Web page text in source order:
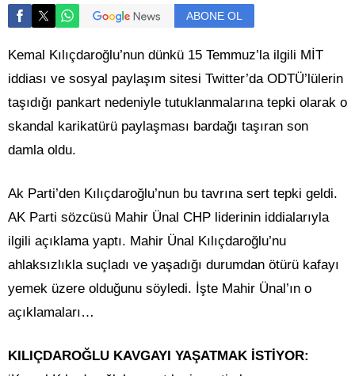
ABONE OL
Kemal Kılıçdaroğlu’nun dünkü 15 Temmuz’la ilgili MİT
iddiası ve sosyal paylaşım sitesi Twitter’da ODTÜ’lülerin
taşıdığı pankart nedeniyle tutuklanmalarına tepki olarak o
skandal karikatürü paylaşması bardağı taşıran son
damla oldu.
Ak Parti’den Kılıçdaroğlu’nun bu tavrına sert tepki geldi.
AK Parti sözcüsü Mahir Ünal CHP liderinin iddialarıyla
ilgili açıklama yaptı. Mahir Ünal Kılıçdaroğlu’nu
ahlaksızlıkla suçladı ve yaşadığı durumdan ötürü kafayı
yemek üzere olduğunu söyledi. İşte Mahir Ünal’ın o
açıklamaları…
KILIÇDAROĞLU KAVGAYI YAŞATMAK İSTİYOR: